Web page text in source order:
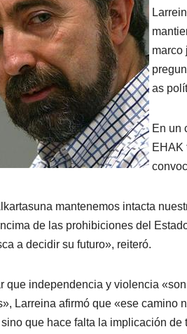
marco
as
En un
EHAK
mantenemos intacta
de las prohibiciones del
a decidir su futuro», reiteró.
que independencia y violencia
Larreina afirmó que «ese camino
que hace falta la implicación